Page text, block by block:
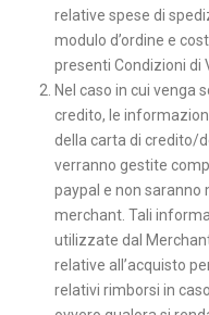
relative spese di
modulo d’ordine e
presenti Condizioni di
Nel caso in cui venga
credito, le
della carta di credito/
verranno gestite
paypal e non saranno
merchant. Tali
utilizzate dal
relative all’acquisto
relativi rimborsi in